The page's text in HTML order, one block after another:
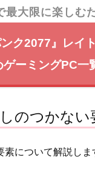
最大限に楽しむ
ンク2077』レイ
ゲーミングPC一
のつかない
について解説しま